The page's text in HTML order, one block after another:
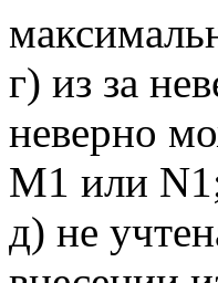
г) из за
неверно
М1 или
д) не